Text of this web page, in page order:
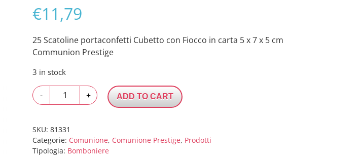
€11,79
25 Scatoline portaconfetti Cubetto con Fiocco in carta 5 x 7 x 5 cm
Communion Prestige
3 in stock
-
Scatoline
Cubetto
con
Fiocco
+ ADD TO CART
SKU:81331
Categorie: Comunione, Comunione Prestige, Prodotti
Tipologia: Bomboniere